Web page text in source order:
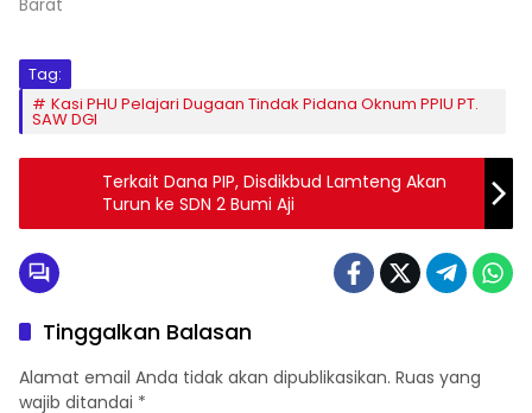
Barat"
Tag:
Kasi PHU Pelajari Dugaan Tindak Pidana Oknum PPIU PT.
SAW DGI
Terkait Dana PIP, Disdikbud Lamteng Akan
Turun ke SDN 2 Bumi Aji
Tinggalkan Balasan
Alamat email Anda tidak akan dipublikasikan. Ruas yang
wajib ditandai *